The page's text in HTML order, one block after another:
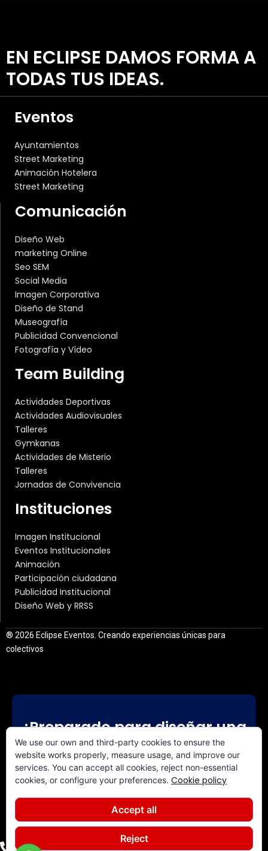
EN ECLIPSE DAMOS FORMA A
TODAS TUS IDEAS.
Eventos
Ayuntamientos
Street Marketing
Animación Hotelera
Street Marketing
Comunicación
Diseño Web
marketing Online
Seo SEM
Social Media
Imagen Corporativa
Diseño de Stand
Museografía
Publicidad Convencional
Fotografía y Vídeo
Team Building
Actividades Deportivas
Actividades Audiovisuales
Talleres
Gymkanas
Actividades de Misterio
Talleres
Jornadas de Convivencia
Instituciones
Imagen Institucional
Eventos Institucionales
Animación
Participación ciudadana
Publicidad Institucional
Diseño Web y RRSS
® 2026 Eclipse Eventos. Creando experiencias únicas para
colectivos
¿Preparado para diseñar una
experiencia a medida?
CONTACTA CON NOSOTROS
+34 640 844 308
We use our own and third-party cookies to ensure the
website works properly, measure usage, and improve our
services. You can accept all cookies, reject non-essential
cookies, or configure your preferences. Cookie policy
Accept all
Reject